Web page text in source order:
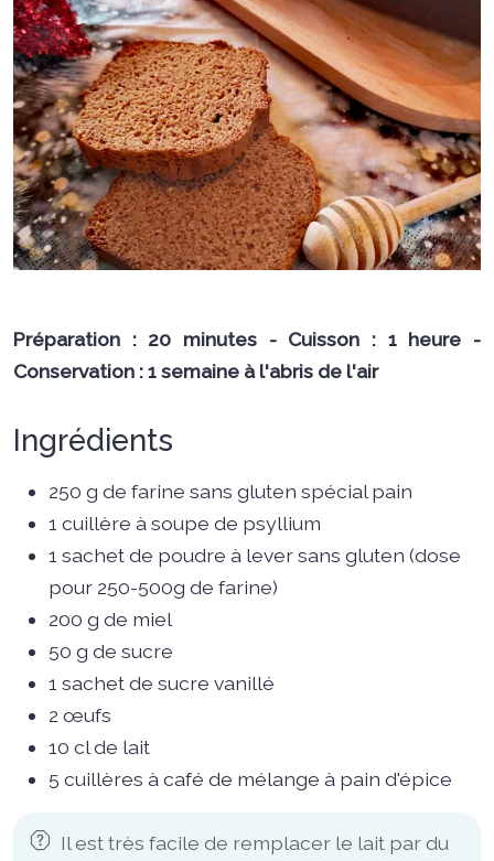
Préparation : 20 minutes - Cuisson : 1 heure -
Conservation : 1 semaine à l'abris de l'air
Ingrédients
250 g de farine sans gluten spécial pain
1 cuillère à soupe de psyllium
1 sachet de poudre à lever sans gluten (dose
pour 250-500g de farine)
200 g de miel
50 g de sucre
1 sachet de sucre vanillé
2 œufs
10 cl de lait
5 cuillères à café de mélange à pain d'épice
Il est très facile de remplacer le lait par du